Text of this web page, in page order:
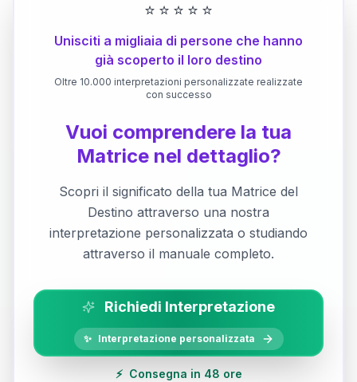
⭐ ⭐ ⭐ ⭐ ⭐
Unisciti a migliaia di persone che hanno
già scoperto il loro destino
Oltre 10.000 interpretazioni personalizzate realizzate
con successo
Vuoi comprendere la tua
Matrice nel dettaglio?
Scopri il significato della tua Matrice del
Destino attraverso una nostra
interpretazione personalizzata o studiando
attraverso il manuale completo.
Richiedi Interpretazione
✨ Interpretazione personalizzata
⚡ Consegna in 48 ore